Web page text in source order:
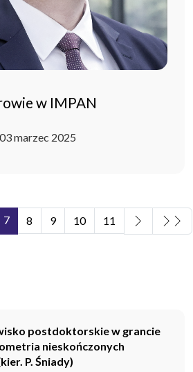
w IMPAN
marzec 2025
Strona 7 z 11
7 8 9 10 11
postdoktorskie w grancie
nieskończonych
P. Śniady)